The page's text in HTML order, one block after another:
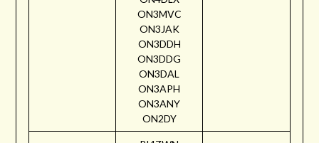
ON3MVC
ON3JAK
ON3DDH
ON3DDG
ON3DAL
ON3APH
ON3ANY
ON2DY